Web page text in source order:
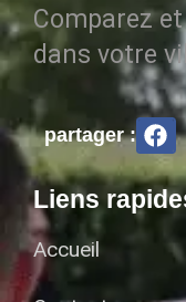
Comparez
dans votre
partager :
Liens
Accueil